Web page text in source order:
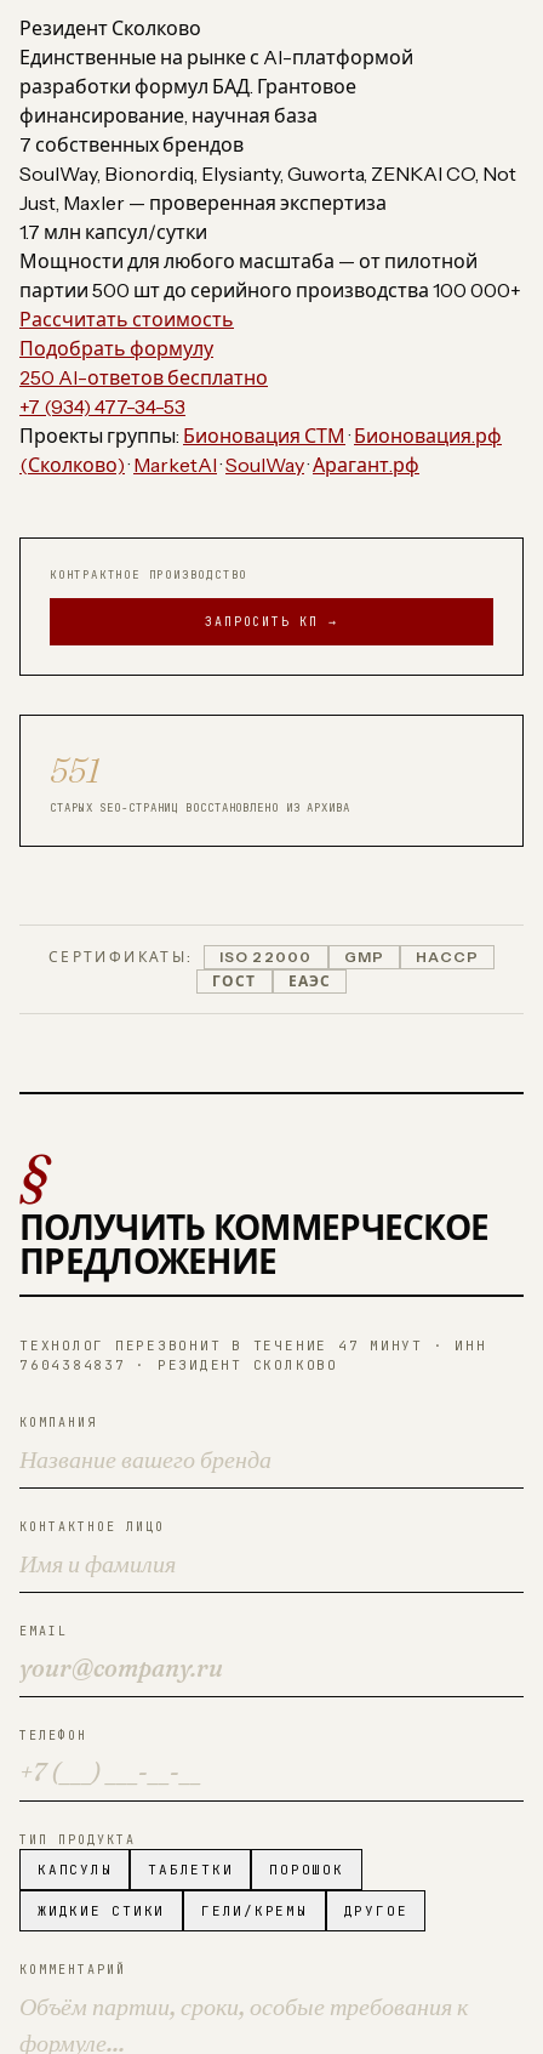
Резидент Сколково
Единственные на рынке с AI-платформой
разработки формул БАД. Грантовое
финансирование, научная база
7 собственных брендов
SoulWay, Bionordiq, Elysianty, Guworta, ZENKAI CO, Not
Just, Maxler — проверенная экспертиза
1.7 млн капсул/сутки
Мощности для любого масштаба — от пилотной
партии 500 шт до серийного производства 100 000+
Рассчитать стоимость
Подобрать формулу
250 AI-ответов бесплатно
+7 (934) 477-34-53
Проекты группы: Бионовация СТМ · Бионовация.рф
(Сколково)· MarketAI·SoulWay·Арагант.рф
КОНТРАКТНОЕ ПРОИЗВОДСТВО
ЗАПРОСИТЬ КП →
551
СТАРЫХ SEO-СТРАНИЦ ВОССТАНОВЛЕНО ИЗ АРХИВА
СЕРТИФИКАТЫ: ISO 22000 GMP
HACCP
ГОСТ
ЕАЭС
§
ПОЛУЧИТЬ КОММЕРЧЕСКОЕ
ПРЕДЛОЖЕНИЕ
ТЕХНОЛОГ ПЕРЕЗВОНИТ В ТЕЧЕНИЕ 47 МИНУТ · ИНН
7604384837 · РЕЗИДЕНТ СКОЛКОВО
КОМПАНИЯ
КОНТАКТНОЕ ЛИЦО
EMAIL
ТЕЛЕФОН
ТИП ПРОДУКТА
КАПСУЛЫ ТАБЛЕТКИ ПОРОШОК
ЖИДКИЕ СТИКИ ГЕЛИ/КРЕМЫ ДРУГОЕ
КОММЕНТАРИЙ